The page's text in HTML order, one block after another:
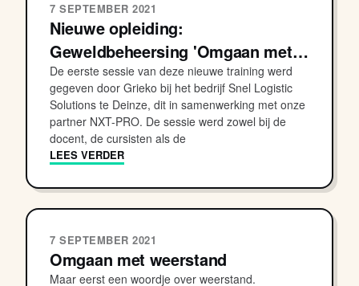
7 SEPTEMBER 2021
Nieuwe opleiding:
Geweldbeheersing 'Omgaan met…
De eerste sessie van deze nieuwe training werd
gegeven door Grieko bij het bedrijf Snel Logistic
Solutions te Deinze, dit in samenwerking met onze
partner NXT-PRO. De sessie werd zowel bij de
docent, de cursisten als de
LEES VERDER
7 SEPTEMBER 2021
Omgaan met weerstand
Maar eerst een woordje over weerstand.